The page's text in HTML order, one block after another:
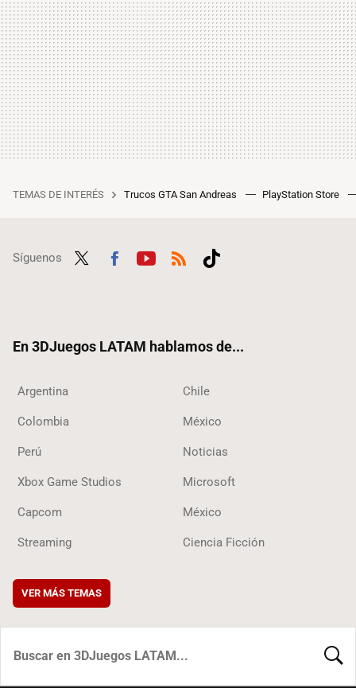
TEMAS DE INTERÉS Trucos GTA San Andreas PlayStation Store
Síguenos
En 3DJuegos LATAM hablamos de...
Argentina Chile
Colombia México
Perú Noticias
Xbox Game Studios Microsoft
Capcom México
Streaming Ciencia Ficción
VER MÁS TEMAS